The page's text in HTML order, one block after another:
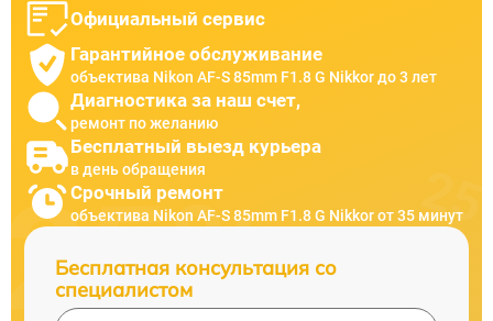
Официальный сервис
Гарантийное обслуживание
объектива Nikon AF-S 85mm F1.8 G Nikkor до 3 лет
Диагностика за наш счет,
ремонт по желанию
Бесплатный выезд курьера
в день обращения
Срочный ремонт
объектива Nikon AF-S 85mm F1.8 G Nikkor от 35 минут
Бесплатная консультация со
специалистом